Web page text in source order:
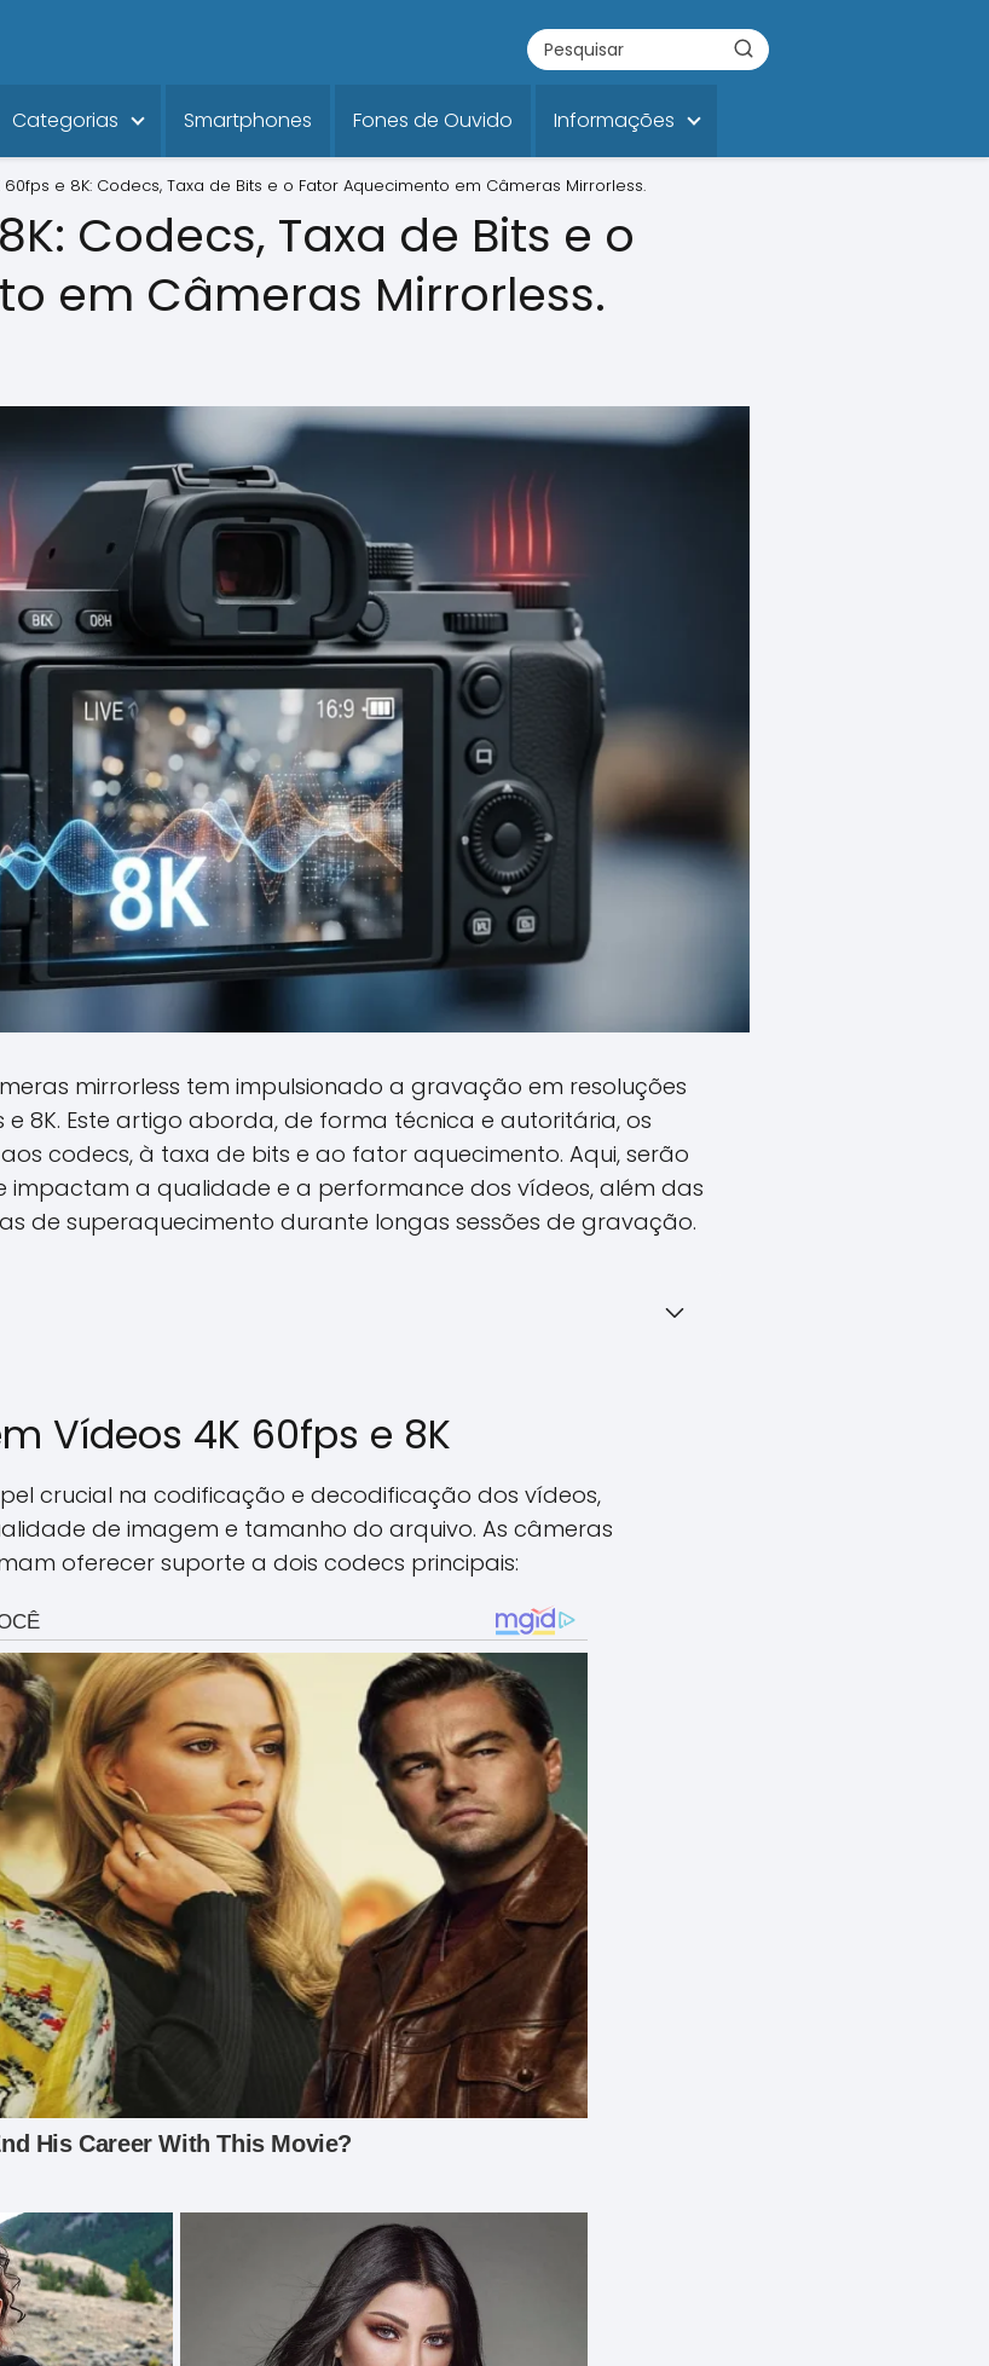
Categorias Smartphones Fones de Ouvido Informações
60fps e 8K: Codecs, Taxa de Bits e o Fator Aquecimento em Câmeras Mirrorless.
Codecs, Taxa de Bits e o
em Câmeras Mirrorless.
mirrorless tem impulsionado a gravação em resoluções
8K. Este artigo aborda, de forma técnica e autoritária, os
codecs, à taxa de bits e ao fator aquecimento. Aqui, serão
impactam a qualidade e a performance dos vídeos, além das
de superaquecimento durante longas sessões de gravação.
Vídeos 4K 60fps e 8K
crucial na codificação e decodificação dos vídeos,
de imagem e tamanho do arquivo. As câmeras
oferecer suporte a dois codecs principais: